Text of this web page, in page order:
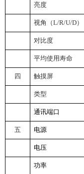
亮度
视角（L/R/U/D）
对比度
平均使用寿命
四 触摸屏
类型
通讯端口
五 电源
电压
功率